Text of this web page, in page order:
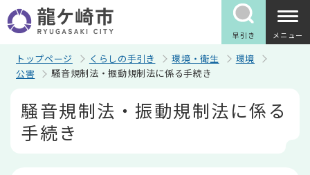
の
ペ
早引き メニュー
トップページ くらしの手引き 環境・衛生
環境
公害
騒音規制法・振動規制法に係る手続き
騒音規制法・振動規制法に係る
手続き